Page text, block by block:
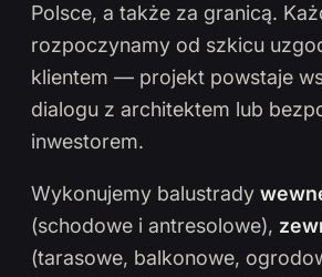
Polsce, a także za granicą.
rozpoczynamy od szkicu
klientem — projekt powstaje
dialogu z architektem lub
inwestorem.
Wykonujemy balustrady
(schodowe i antresolowe),
(tarasowe, balkonowe,